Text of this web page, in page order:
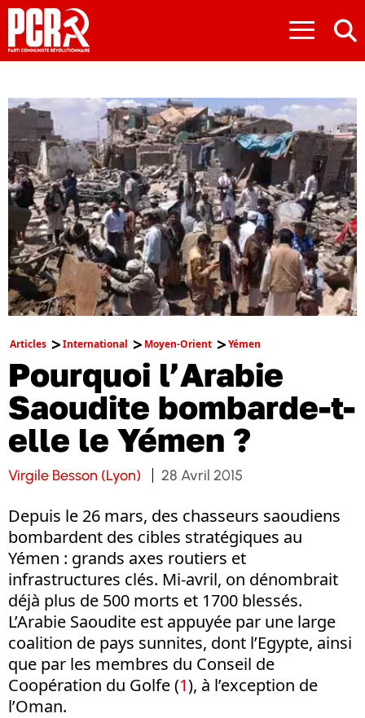
≡
Articles International Moyen-Orient Yémen
Pourquoi l’Arabie
Saoudite bombarde-t-
elle le Yémen ?
Virgile Besson (Lyon) 28 Avril 2015
Depuis le 26 mars, des chasseurs saoudiens
bombardent des cibles stratégiques au
Yémen : grands axes routiers et
infrastructures clés. Mi-avril, on dénombrait
déjà plus de 500 morts et 1700 blessés.
L’Arabie Saoudite est appuyée par une large
coalition de pays sunnites, dont l’Egypte, ainsi
que par les membres du Conseil de
Coopération du Golfe (1), à l’exception de
l’Oman.